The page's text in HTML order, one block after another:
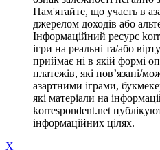
Пам'ятайте, що участь в
джерелом доходів або
Інформаційний ресурс
ігри на реальні та/або
приймає ні в якій формі
платежів, які пов’язані/
азартними іграми,
які матеріали на
korrespondent.net
інформаційних цілях.
X